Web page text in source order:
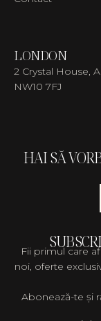
LONDON
2 Crystal House,
NW10 7FJ
HAI SĂ
Fii primul care
noi, oferte
Abonează-te și